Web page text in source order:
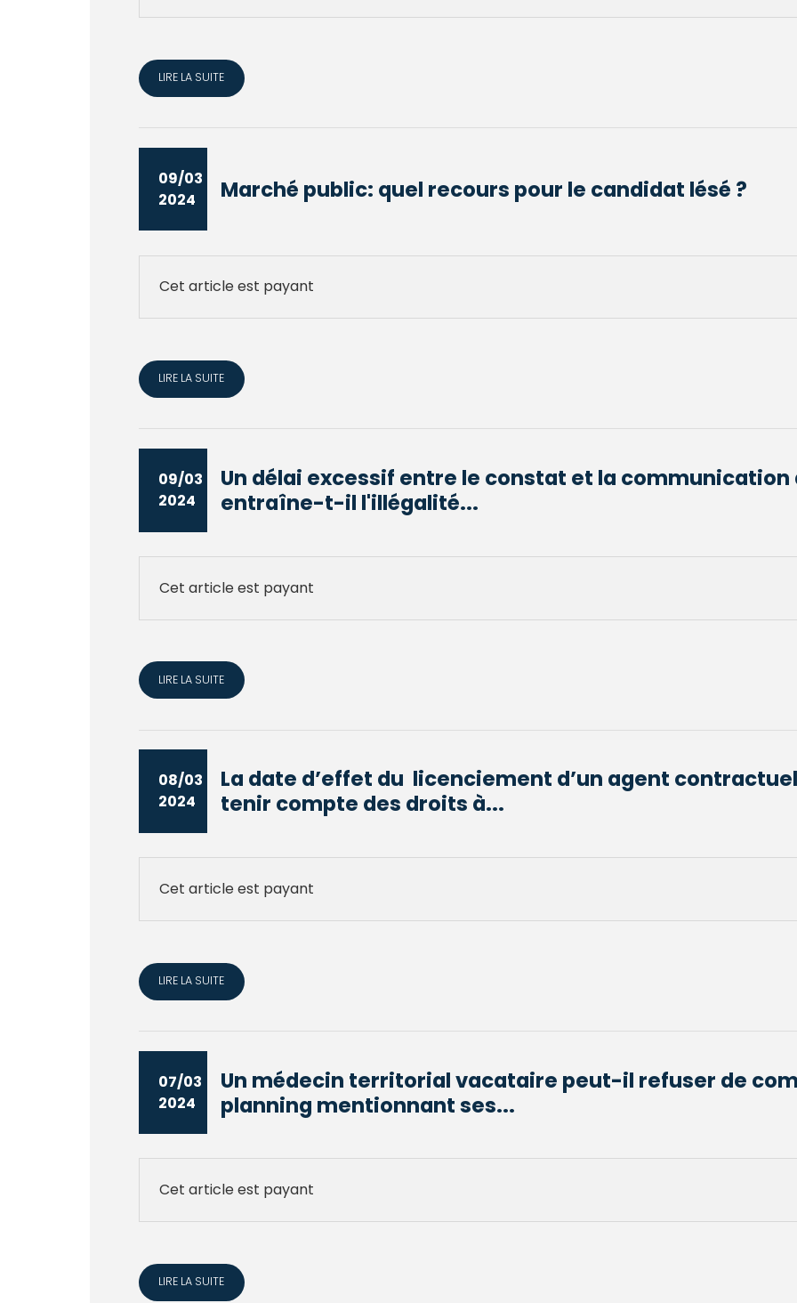
LIRE LA SUITE
09/03
2024
Marché public: quel recours pour le candidat lésé ?
Cet article est payant
LIRE LA SUITE
09/03
2024
Un délai excessif entre le constat et la communication
entraîne-t-il l'illégalité...
Cet article est payant
LIRE LA SUITE
08/03
2024
La date d’effet du licenciement d’un agent
tenir compte des droits à...
Cet article est payant
LIRE LA SUITE
07/03
2024
Un médecin territorial vacataire peut-il refuser de
planning mentionnant ses...
Cet article est payant
LIRE LA SUITE